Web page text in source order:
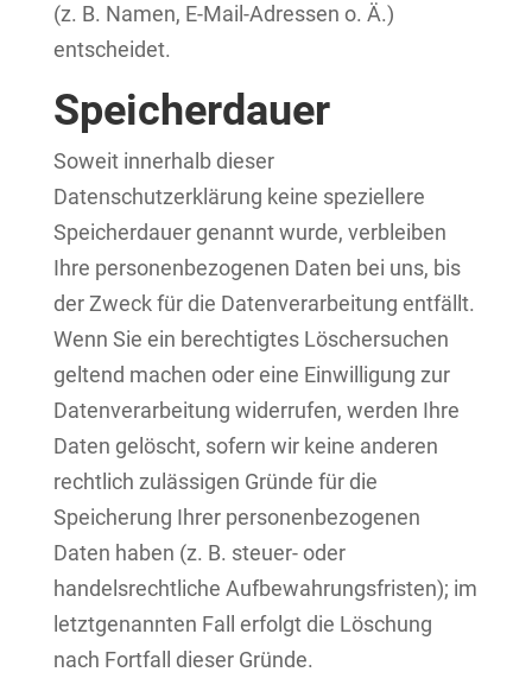
(z. B. Namen, E-Mail-Adressen o. Ä.)
entscheidet.
Speicherdauer
Soweit innerhalb dieser
Datenschutzerklärung keine speziellere
Speicherdauer genannt wurde, verbleiben
Ihre personenbezogenen Daten bei uns, bis
der Zweck für die Datenverarbeitung entfällt.
Wenn Sie ein berechtigtes Löschersuchen
geltend machen oder eine Einwilligung zur
Datenverarbeitung widerrufen, werden Ihre
Daten gelöscht, sofern wir keine anderen
rechtlich zulässigen Gründe für die
Speicherung Ihrer personenbezogenen
Daten haben (z. B. steuer- oder
handelsrechtliche Aufbewahrungsfristen); im
letztgenannten Fall erfolgt die Löschung
nach Fortfall dieser Gründe.